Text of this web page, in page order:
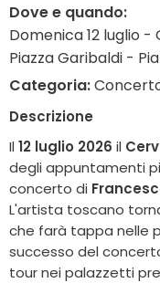
Dove e quando:
Domenica 12 luglio -
Piazza Garibaldi -
Categoria:
Descrizione
Il 12 luglio 2026 il
degli appuntamenti
concerto di
L'artista toscano
che farà tappa nelle
successo del
tour nei palazzetti